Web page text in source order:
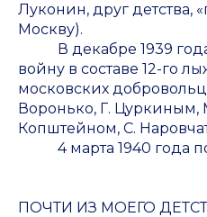
Луконин, друг детства,
Москву).
В декабре 1939
войну в составе 12-го
московских
Воронько, Г.
Копштейном, С.
4 марта 1940 года
ПОЧТИ ИЗ МОЕГО